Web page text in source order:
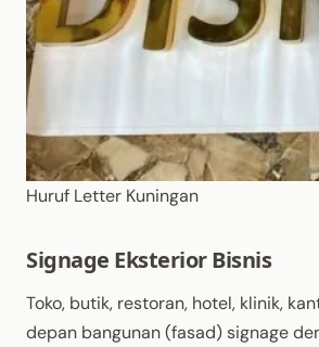
Huruf Letter Kuningan
Signage Eksterior Bisnis
Toko, butik, restoran, hotel, klinik,
depan bangunan (fasad) signage